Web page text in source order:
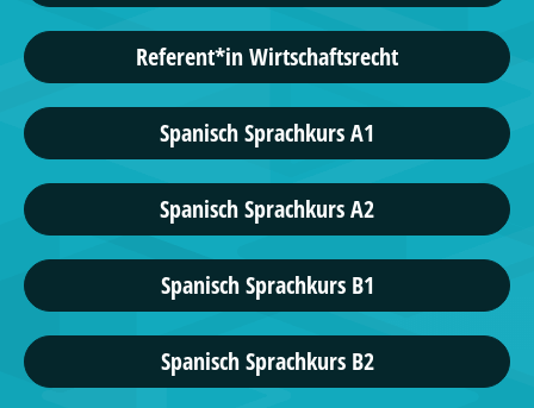
Referent*in Wirtschaftsrecht
Spanisch Sprachkurs A1
Spanisch Sprachkurs A2
Spanisch Sprachkurs B1
Spanisch Sprachkurs B2